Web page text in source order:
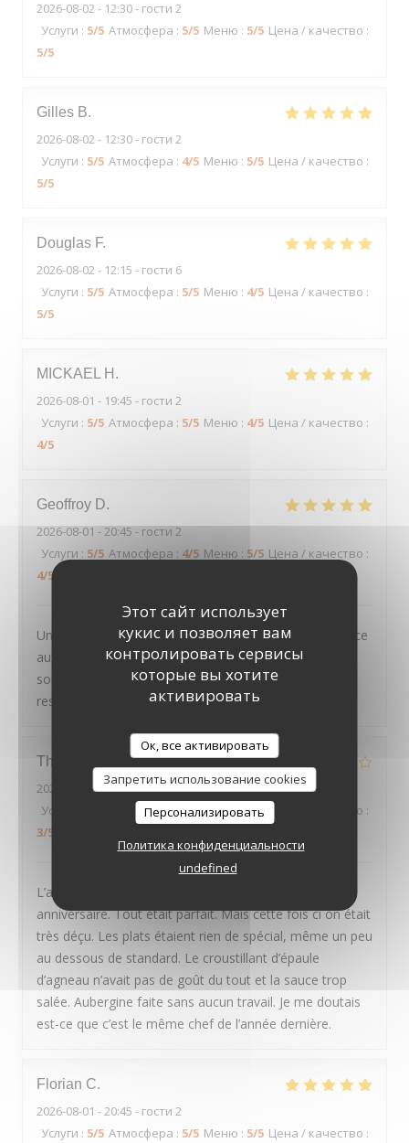
Этот сайт использует
кукис и позволяет вам
контролировать сервисы
которые вы хотите
активировать
Ок, все активировать
Запретить использование cookies
Персонализировать
Политика конфиденциальности
undefined
2026-08-02 - 12:30 - гости 2
Услуги : 5/5 Атмосфера : 5/5 Меню : 5/5 Цена / качество :
5/5
Gilles B
2026-08-02 - 12:30 - гости 2
Услуги : 5/5 Атмосфера : 4/5 Меню : 5/5 Цена / качество :
5/5
Douglas F
2026-08-02 - 12:15 - гости 6
Услуги : 5/5 Атмосфера : 5/5 Меню : 4/5 Цена / качество :
5/5
MICKAEL H
2026-08-01 - 19:45 - гости 2
Услуги : 5/5 Атмосфера : 5/5 Меню : 4/5 Цена / качество :
4/5
Geoffroy D
2026-08-01- 20:45 - гости 2
Услуги : 5/5 Атмосфера : 4/5 Меню : 5/5 Цена / качество :
4/5
Un très joli cadre, des plats tous excellents et un service
aux petits oignons : nous avons passé une excellente
soirée, et recommandons chaleureusement ce
restaurant
Thierry
2026-07-30- 20:00 - гости 2
Услуги
Атмосфера:4/5 Меню: 2/5 Цена / качество :
3/5
L’année dernière en Avril on était la pour mon
anniversaire. Tout était parfait. Mais cette fois ci on était
très déçu. Les plats étaient rien de spécial, même un peu
au dessous de standard. Le croustillant d’épaule
d’agneau n’avait pas de goût du tout et la sauce trop
salée. Aubergine faite sans aucun travail. Je me doutais
est-ce que c’est le même chef de l’année dernière.
Florian C
2026-08-01 - 20:45 - гости 2
Услуги : 5/5 Атмосфера : 5/5 Меню : 5/5 Цена / качество :
LE PAVILLON DE BAILLY